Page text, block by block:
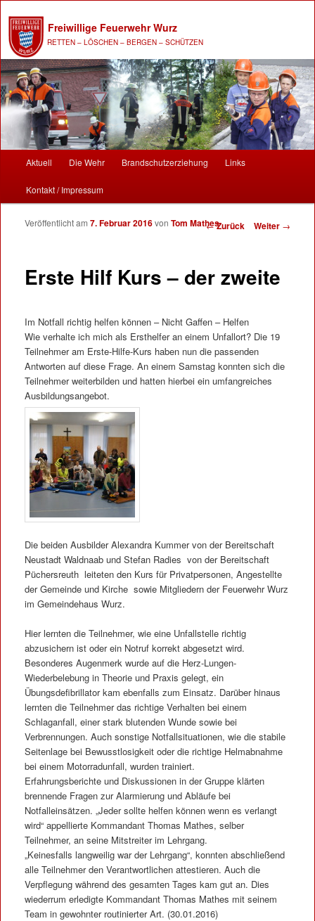
Freiwillige Feuerwehr Wurz
RETTEN – LÖSCHEN – BERGEN – SCHÜTZEN
Zum Inhalt wechseln
Zum sekundären Inhalt wechseln
Aktuell Die Wehr Brandschutzerziehung Links
Kontakt / Impressum
Beitrags-Navigation
←Zurück Weiter →
Erste Hilf Kurs – der zweite
Veröffentlicht am 7. Februar 2016von Tom Mathes
Im Notfall richtig helfen können – Nicht Gaffen – Helfen
Wie verhalte ich mich als Ersthelfer an einem Unfallort? Die 19
Teilnehmer am Erste-Hilfe-Kurs haben nun die passenden
Antworten auf diese Frage. An einem Samstag konnten sich die
Teilnehmer weiterbilden und hatten hierbei ein umfangreiches
Ausbildungsangebot.
Die beiden Ausbilder Alexandra Kummer von der Bereitschaft
Neustadt Waldnaab und Stefan Radies von der Bereitschaft
Püchersreuth leiteten den Kurs für Privatpersonen, Angestellte
der Gemeinde und Kirche sowie Mitgliedern der Feuerwehr Wurz
im Gemeindehaus Wurz.
Hier lernten die Teilnehmer, wie eine Unfallstelle richtig
abzusichern ist oder ein Notruf korrekt abgesetzt wird.
Besonderes Augenmerk wurde auf die Herz-Lungen-
Wiederbelebung in Theorie und Praxis gelegt, ein
Übungsdefibrillator kam ebenfalls zum Einsatz. Darüber hinaus
lernten die Teilnehmer das richtige Verhalten bei einem
Schlaganfall, einer stark blutenden Wunde sowie bei
Verbrennungen. Auch sonstige Notfallsituationen, wie die stabile
Seitenlage bei Bewusstlosigkeit oder die richtige Helmabnahme
bei einem Motorradunfall, wurden trainiert.
Erfahrungsberichte und Diskussionen in der Gruppe klärten
brennende Fragen zur Alarmierung und Abläufe bei
Notfalleinsätzen. „Jeder sollte helfen können wenn es verlangt
wird“ appellierte Kommandant Thomas Mathes, selber
Teilnehmer, an seine Mitstreiter im Lehrgang.
„Keinesfalls langweilig war der Lehrgang“, konnten abschließend
alle Teilnehmer den Verantwortlichen attestieren. Auch die
Verpflegung während des gesamten Tages kam gut an. Dies
wiederrum erledigte Kommandant Thomas Mathes mit seinem
Team in gewohnter routinierter Art. (30.01.2016)